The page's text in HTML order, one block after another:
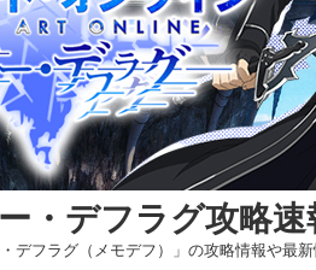
・デフラグ攻略速
フラグ（メモデフ）」の攻略情報や最